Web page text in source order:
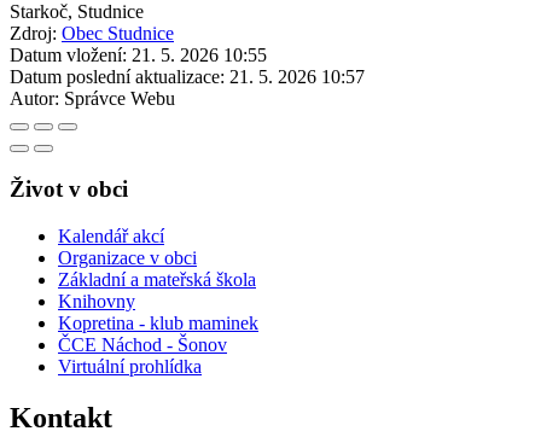
Starkoč, Studnice
Zdroj: Obec Studnice
Datum vložení: 21. 5. 2026 10:55
Datum poslední aktualizace: 21. 5. 2026 10:57
Autor: Správce Webu
Život v obci
Kalendář akcí
Organizace v obci
Základní a mateřská škola
Knihovny
Kopretina - klub maminek
ČCE Náchod - Šonov
Virtuální prohlídka
Kontakt